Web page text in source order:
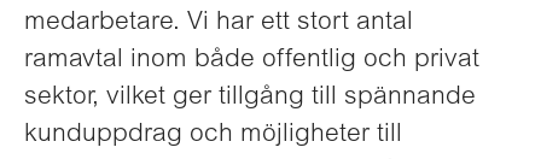
medarbetare. Vi har ett stort antal
ramavtal inom både offentlig och privat
sektor, vilket ger tillgång till spännande
kunduppdrag och möjligheter till